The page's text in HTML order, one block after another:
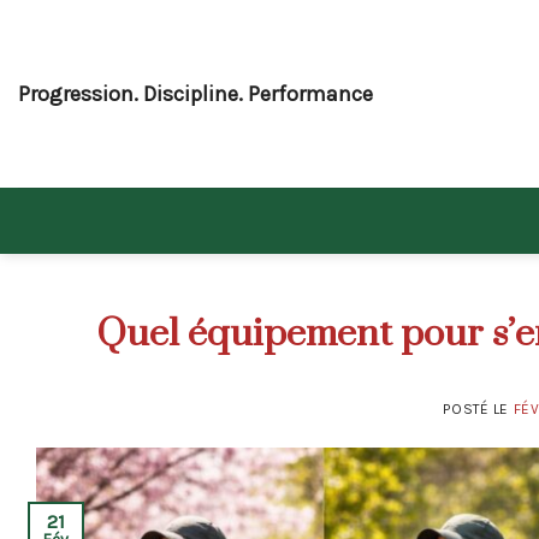
content
Progression. Discipline. Performance
Quel équipement pour
POSTÉ LE
21